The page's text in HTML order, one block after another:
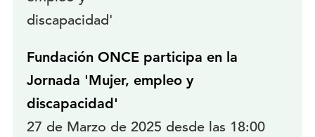
Fundación ONCE participa en la
Jornada 'Mujer, empleo y
discapacidad'
27 de Marzo de 2025 desde las 18:00